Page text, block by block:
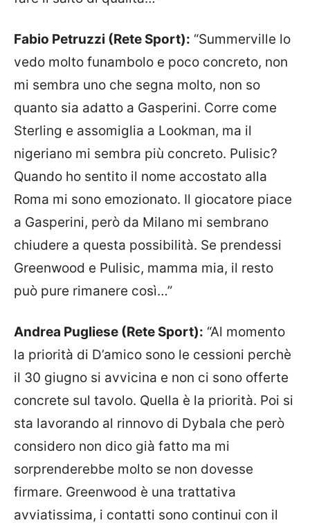
Fabio Petruzzi (Rete Sport): “Summerville lo
vedo molto funambolo e poco concreto, non
mi sembra uno che segna molto, non so
quanto sia adatto a Gasperini. Corre come
Sterling e assomiglia a Lookman, ma il
nigeriano mi sembra più concreto. Pulisic?
Quando ho sentito il nome accostato alla
Roma mi sono emozionato. Il giocatore piace
a Gasperini, però da Milano mi sembrano
chiudere a questa possibilità. Se prendessi
Greenwood e Pulisic, mamma mia, il resto
può pure rimanere così…”
Andrea Pugliese (Rete Sport): “Al momento
la priorità di D’amico sono le cessioni perchè
il 30 giugno si avvicina e non ci sono offerte
concrete sul tavolo. Quella è la priorità. Poi si
sta lavorando al rinnovo di Dybala che però
considero non dico già fatto ma mi
sorprenderebbe molto se non dovesse
firmare. Greenwood è una trattativa
avviatissima, i contatti sono continui con il